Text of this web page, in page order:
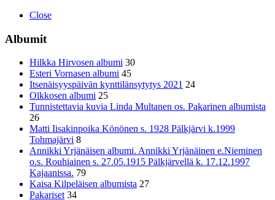
Close
Albumit
Hilkka Hirvosen albumi 30
Esteri Vornasen albumi 45
Itsenäisyyspäivän kynttilänsytytys 2021 24
Olkkosen albumi 25
Tunnistettavia kuvia Linda Multanen os. Pakarinen albumista
26
Matti Iisakinpoika Könönen s. 1928 Pälkjärvi k.1999
Tohmajärvi 8
Annikki Yrjänäisen albumi. Annikki Yrjänäinen e.Nieminen
o.s. Rouhiainen s. 27.05.1915 Pälkjärvellä k. 17.12.1997
Kajaanissa. 79
Kaisa Kilpeläisen albumista 27
Pakariset 34